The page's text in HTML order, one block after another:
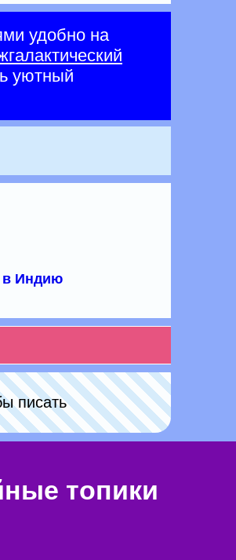
удобно на
уютный
в Индию
писать
топики